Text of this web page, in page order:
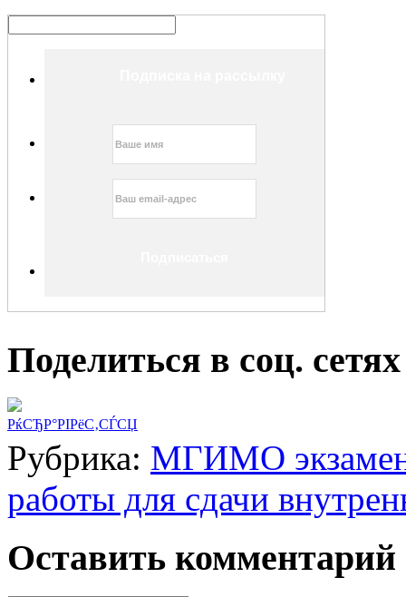
Поделиться в соц. сетях
РќСЂР°РІРёС‚СЃСЏ
Рубрика: МГИМО
работы для сдачи
Оставить комментарий